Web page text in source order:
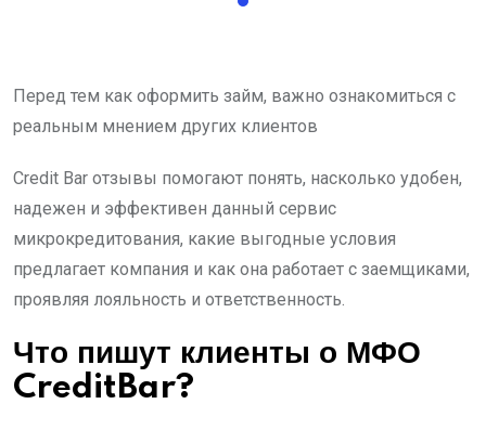
Перед тем как оформить займ, важно ознакомиться с
реальным мнением других клиентов
Credit Bar отзывы помогают понять, насколько удобен,
надежен и эффективен данный сервис
микрокредитования, какие выгодные условия
предлагает компания и как она работает с заемщиками,
проявляя лояльность и ответственность.
Что пишут клиенты о МФО
CreditBar?